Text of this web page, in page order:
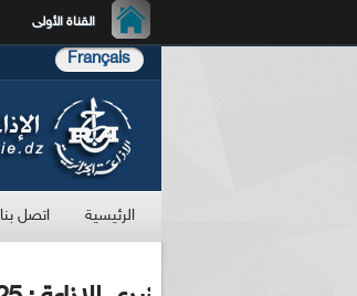
القناة الأولى
Français
الرئيسية اتصل بنا